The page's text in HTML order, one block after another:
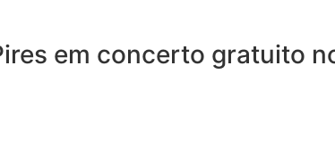
em concerto gratuito